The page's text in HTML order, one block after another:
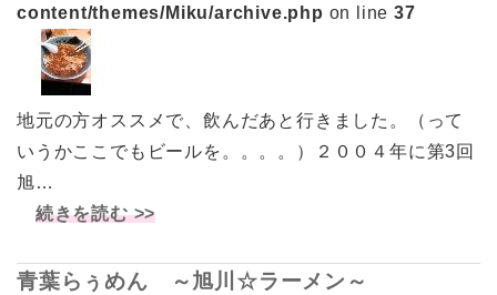
content/themes/Miku/archive.php on line37
地元の方オススメで、飲んだあと行きました。（って
いうかここでもビールを。。。。）２００４年に第3回
旭…
続きを読む >>
青葉らぅめん ～旭川☆ラーメン～